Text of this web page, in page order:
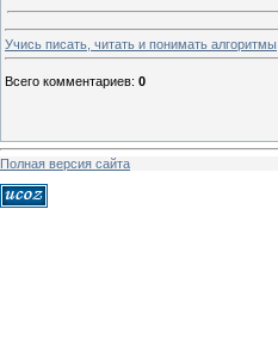
Учись писать, читать и понимать алгоритмы
Всего комментариев: 0
Полная версия сайта